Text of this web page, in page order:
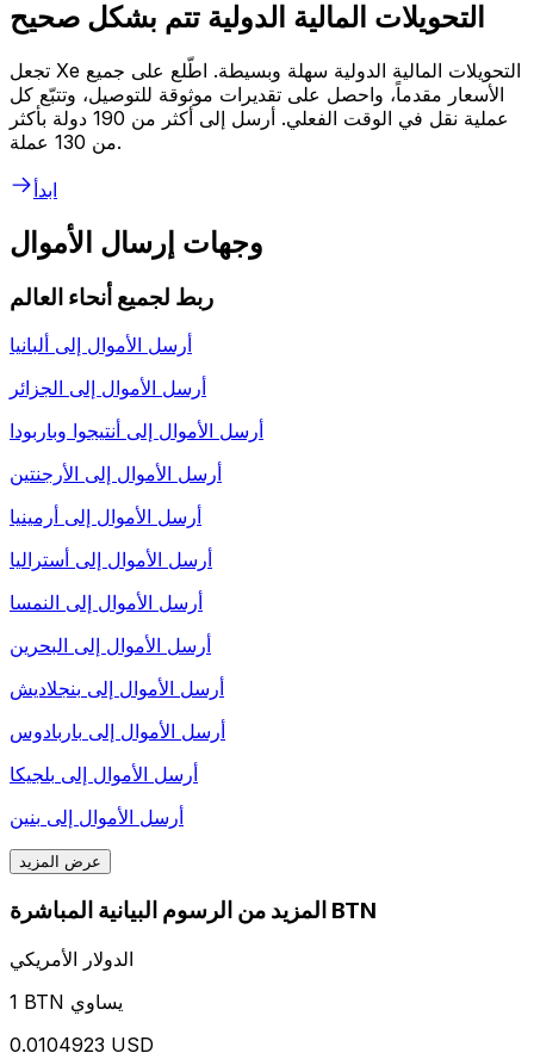
التحويلات المالية الدولية تتم بشكل صحيح
تجعل Xe التحويلات المالية الدولية سهلة وبسيطة. اطّلع على جميع
الأسعار مقدماً، واحصل على تقديرات موثوقة للتوصيل، وتتبّع كل
عملية نقل في الوقت الفعلي. أرسل إلى أكثر من 190 دولة بأكثر
من 130 عملة.
ابدأ
وجهات إرسال الأموال
ربط لجميع أنحاء العالم
أرسل الأموال إلى ألبانيا
أرسل الأموال إلى الجزائر
أرسل الأموال إلى أنتيجوا وباربودا
أرسل الأموال إلى الأرجنتين
أرسل الأموال إلى أرمينيا
أرسل الأموال إلى أستراليا
أرسل الأموال إلى النمسا
أرسل الأموال إلى البحرين
أرسل الأموال إلى بنجلاديش
أرسل الأموال إلى باربادوس
أرسل الأموال إلى بلجيكا
أرسل الأموال إلى بنين
عرض المزيد
المزيد من الرسوم البيانية المباشرة BTN
الدولار الأمريكي
1 BTN يساوي
0.0104923 USD